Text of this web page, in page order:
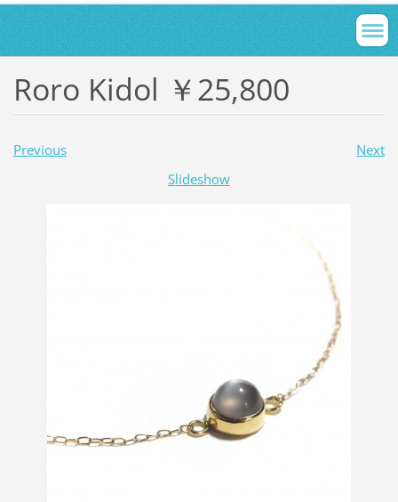
Roro Kidol ￥25,800
Previous
Next
Slideshow